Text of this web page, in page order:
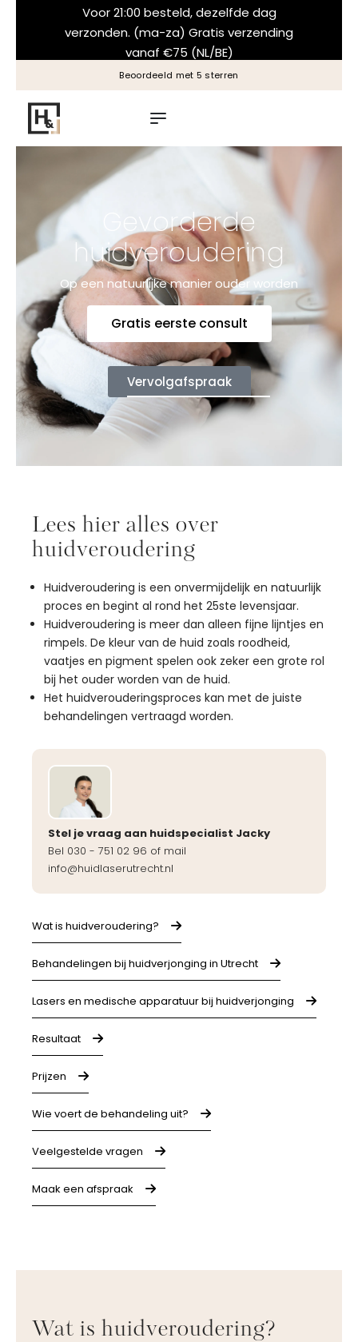
Voor 21:00 besteld, dezelfde dag
verzonden. (ma-za) Gratis verzending
vanaf €75 (NL/BE)
Beoordeeld met 5 sterren
Gevorderde
huidveroudering
Op een natuurlijke manier ouder worden
Gratis eerste consult
Vervolgafspraak
Lees hier alles over
huidveroudering
Huidveroudering is een onvermijdelijk en natuurlijk
proces en begint al rond het 25ste levensjaar.
Huidveroudering is meer dan alleen fijne lijntjes en
rimpels. De kleur van de huid zoals roodheid,
vaatjes en pigment spelen ook zeker een grote rol
bij het ouder worden van de huid.
Het huidverouderingsproces kan met de juiste
behandelingen vertraagd worden.
Stel je vraag aan huidspecialist Jacky
Bel 030 - 751 02 96 of mail
info@huidlaserutrecht.nl
Wat is huidveroudering?
Behandelingen bij huidverjonging in Utrecht
Lasers en medische apparatuur bij huidverjonging
Resultaat
Prijzen
Wie voert de behandeling uit?
Veelgestelde vragen
Maak een afspraak
Wat is huidveroudering?